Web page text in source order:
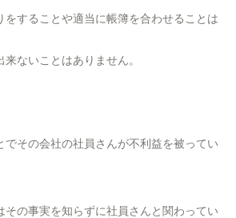
をすることや適当に帳簿を合わせることは
ないことはありません。
でその会社の社員さんが不利益を被ってい
その事実を知らずに社員さんと関わってい